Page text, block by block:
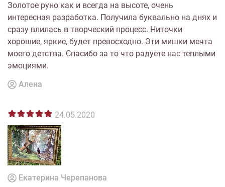
Золотое руно как и всегда на высоте, очень
интересная разработка. Получила буквально на днях и
сразу влилась в творческий процесс. Ниточки
хорошие, яркие, будет превосходно. Эти мишки мечта
моего детства. Спасибо за то что радуете нас теплыми
эмоциями.
Алена
24.05.2020
Екатерина Черепанова